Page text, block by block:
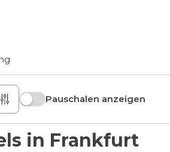
Pauschalen anzeigen
in Frankfurt